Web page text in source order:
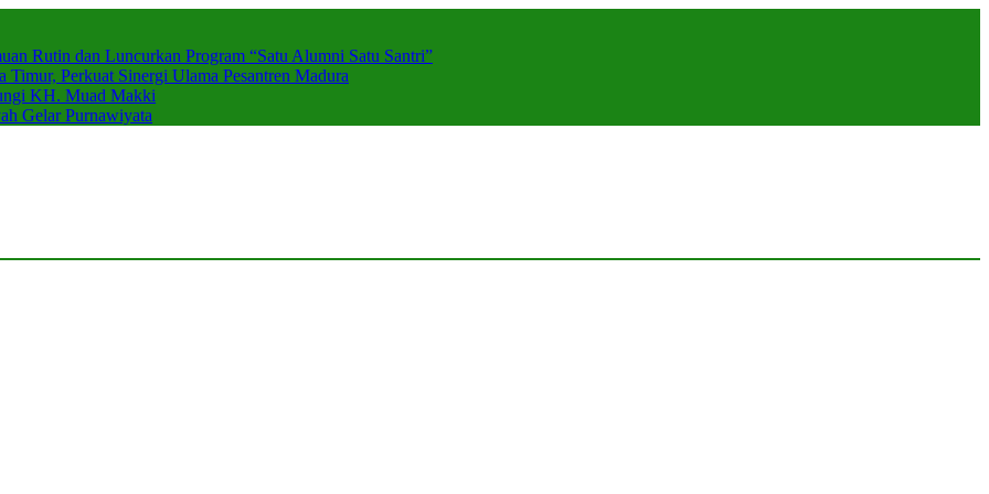
Rutin dan Luncurkan Program “Satu Alumni Satu Santri”
Perkuat Sinergi Ulama Pesantren Madura
KH. Muad Makki
Gelar Purnawiyata